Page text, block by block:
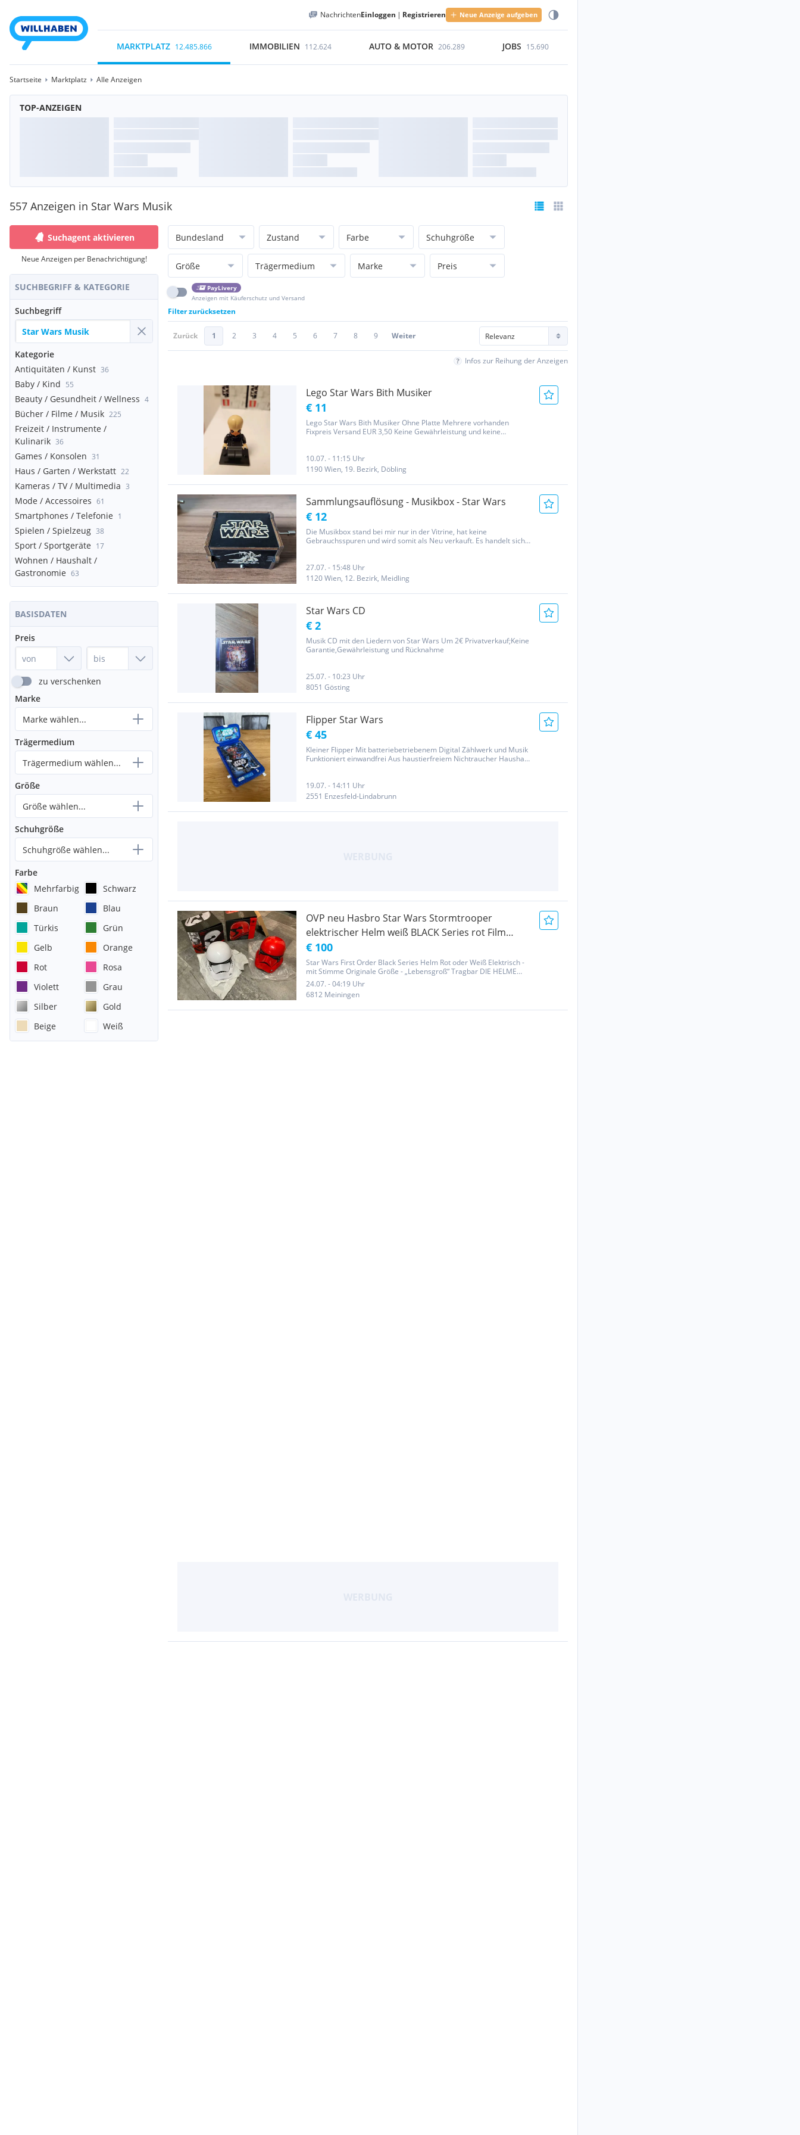
NachrichtenEinloggen | Registrieren Neue Anzeige aufgeben
MARKTPLATZ 12.485.866 IMMOBILIEN 112.624 AUTO & MOTOR 206.289 JOBS 15.690
Startseite Marktplatz Alle Anzeigen
TOP-ANZEIGEN
557 Anzeigen in Star Wars Musik
Suchagent aktivieren
Neue Anzeigen per Benachrichtigung!
SUCHBEGRIFF & KATEGORIE
Suchbegriff
Kategorie
Antiquitäten / Kunst 36
Baby / Kind 55
Beauty / Gesundheit / Wellness 4
Bücher / Filme / Musik 225
Freizeit / Instrumente /
Kulinarik 36
Games / Konsolen 31
Haus / Garten / Werkstatt 22
Kameras / TV / Multimedia 3
Mode / Accessoires 61
Smartphones / Telefonie 1
Spielen / Spielzeug 38
Sport / Sportgeräte 17
Wohnen / Haushalt /
Gastronomie 63
BASISDATEN
Preis
zu verschenken
Marke
Marke wählen...
Trägermedium
Trägermedium wählen...
Größe
Größe wählen...
Schuhgröße
Schuhgröße wählen...
Farbe
Mehrfarbig
Schwarz
Braun
Blau
Türkis
Grün
Gelb
Orange
Rot
Rosa
Violett
Grau
Silber
Gold
Beige
Weiß
Bundesland Zustand Farbe Schuhgröße
Größe Trägermedium Marke Preis
PayLivery
Anzeigen mit Käuferschutz und Versand
Filter zurücksetzen
Zurück 1 2 3 4 5 6 7 8 9 Weiter
Infos zur Reihung der Anzeigen
Lego Star Wars Bith Musiker
€ 11
Lego Star Wars Bith Musiker Ohne Platte Mehrere vorhanden
Fixpreis Versand EUR 3,50 Keine Gewährleistung und keine
10.07. - 11:15 Uhr
1190 Wien, 19. Bezirk, Döbling
Sammlungsauflösung - Musikbox - Star Wars
€ 12
Die Musikbox stand bei mir nur in der Vitrine, hat keine
Gebrauchsspuren und wird somit als Neu verkauft. Es handelt sich
Garantie....
27.07. - 15:48 Uhr
1120 Wien, 12. Bezirk, Meidling
Star Wars CD
€ 2
Musik CD mit den Liedern von Star Wars Um 2€ Privatverkauf;Keine
Garantie,Gewährleistung und Rücknahme
25.07. - 10:23 Uhr
8051 Gösting
Flipper Star Wars
€ 45
Kleiner Flipper Mit batteriebetriebenem Digital Zählwerk und Musik
Funktioniert einwandfrei Aus haustierfreiem Nichtraucher Haushalt
19.07. - 14:11 Uhr
2551 Enzesfeld-Lindabrunn
OVP neu Hasbro Star Wars Stormtrooper
elektrischer Helm weiß BLACK Series rot Film
Musik Skulptur
€ 100
Star Wars First Order Black Series Helm Rot oder Weiß Elektrisch -
mit Stimme Originale Größe - „Lebensgroß“ Tragbar DIE HELME
WURDEN BEIDE DAS ERSTE MAL FÜR FOTOS GEÖFFNET. BEIDE
SIND KOMPLETT NEU IN OVP, UNBENUTZT. KEINE EINZIGE
GEBRAUCHSSPUR Neu:...
24.07. - 04:19 Uhr
6812 Meiningen